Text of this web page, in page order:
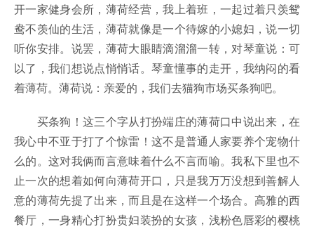
开一家健身会所，薄荷经营，我上着班，一起过着只羡鸳
鸯不羡仙的生活，薄荷就像是一个待嫁的小媳妇，说一切
听你安排。说罢，薄荷大眼睛滴溜溜一转，对琴童说：可
以了，我们想说点悄悄话。琴童懂事的走开，我纳闷的看
着薄荷。薄荷说：亲爱的，我们去猫狗市场买条狗吧。
买条狗！这三个字从打扮端庄的薄荷口中说出来，在
我心中不亚于打了个惊雷！这不是普通人家要养个宠物什
么的。这对我俩而言意味着什么不言而喻。我私下里也不
止一次的想着如何向薄荷开口，只是我万万没想到善解人
意的薄荷先提了出来，而且是在这样一个场合。高雅的西
餐厅，一身精心打扮贵妇装扮的女孩，浅粉色唇彩的樱桃